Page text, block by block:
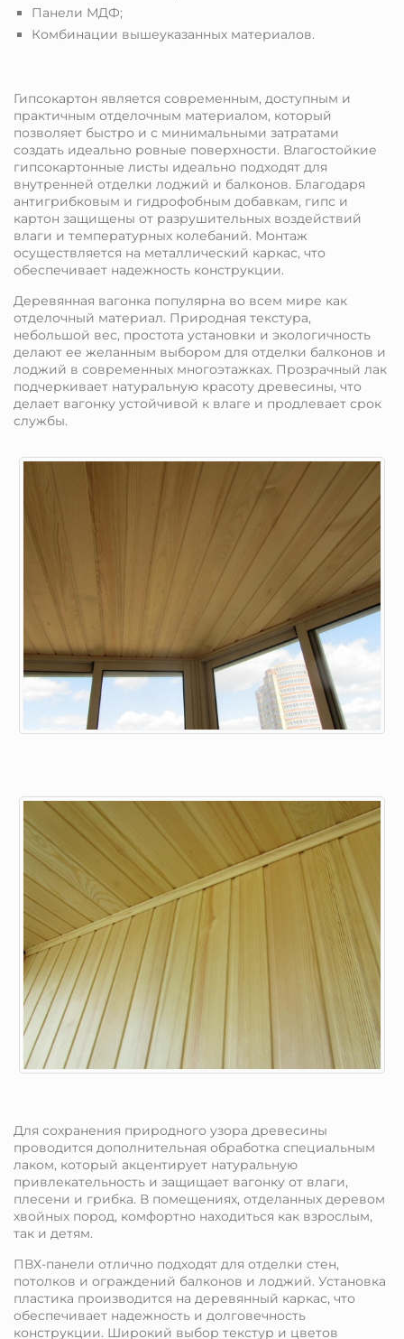
Панели МДФ;
Комбинации вышеуказанных материалов.
Гипсокартон является современным, доступным и
практичным отделочным материалом, который
позволяет быстро и с минимальными затратами
создать идеально ровные поверхности. Влагостойкие
гипсокартонные листы идеально подходят для
внутренней отделки лоджий и балконов. Благодаря
антигрибковым и гидрофобным добавкам, гипс и
картон защищены от разрушительных воздействий
влаги и температурных колебаний. Монтаж
осуществляется на металлический каркас, что
обеспечивает надежность конструкции.
Деревянная вагонка популярна во всем мире как
отделочный материал. Природная текстура,
небольшой вес, простота установки и экологичность
делают ее желанным выбором для отделки балконов и
лоджий в современных многоэтажках. Прозрачный лак
подчеркивает натуральную красоту древесины, что
делает вагонку устойчивой к влаге и продлевает срок
службы.
Для сохранения природного узора древесины
проводится дополнительная обработка специальным
лаком, который акцентирует натуральную
привлекательность и защищает вагонку от влаги,
плесени и грибка. В помещениях, отделанных деревом
хвойных пород, комфортно находиться как взрослым,
так и детям.
ПВХ-панели отлично подходят для отделки стен,
потолков и ограждений балконов и лоджий. Установка
пластика производится на деревянный каркас, что
обеспечивает надежность и долговечность
конструкции. Широкий выбор текстур и цветов